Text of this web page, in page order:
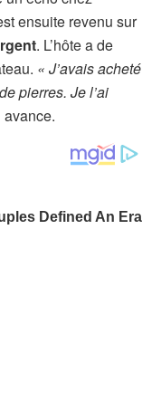
ensuite revenu sur
. L’hôte a de
« J’avais acheté
pierres. Je l’ai